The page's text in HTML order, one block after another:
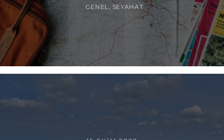
GENEL SEYAHAT